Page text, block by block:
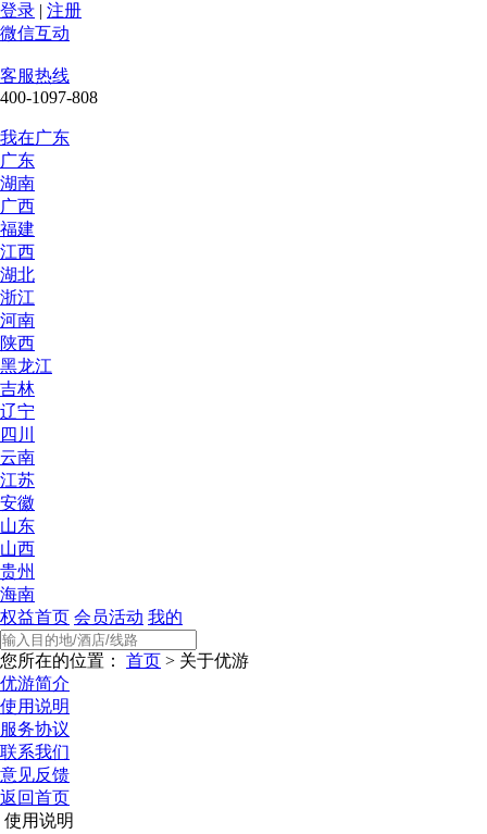
登录 | 注册
微信互动
客服热线
400-1097-808
我在广东
广东
湖南
广西
福建
江西
湖北
浙江
河南
陕西
黑龙江
吉林
辽宁
四川
云南
江苏
安徽
山东
山西
贵州
海南
权益首页 会员活动 我的
您所在的位置： 首页 > 关于优游
优游简介
使用说明
服务协议
联系我们
意见反馈
返回首页
使用说明